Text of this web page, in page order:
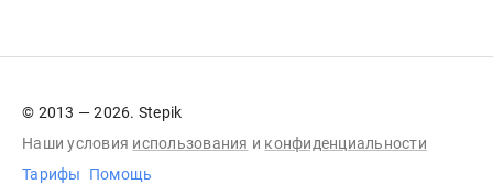
© 2013 — 2026. Stepik
Наши условия использования и конфиденциальности
Тарифы
Помощь